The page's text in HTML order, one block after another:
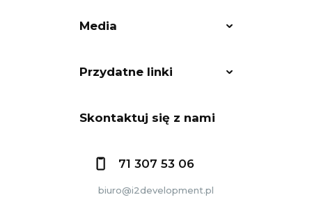
Media
Przydatne linki
Skontaktuj się z nami
71 307 53 06
biuro@i2development.pl